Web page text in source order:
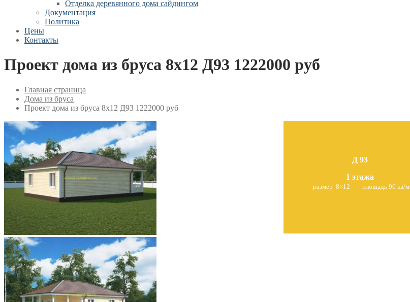
Отделка деревянного дома сайдингом
Документация
Политика
Цены
Контакты
Проект дома из бруса 8х12 Д93 1222000 руб
Главная страница
Дома из бруса
Проект дома из бруса 8х12 Д93 1222000 руб
Д 93
1 этажа
размер 8×12 площадь 96 кв/м